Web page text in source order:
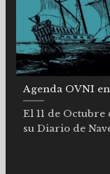
Agenda OVNI
El 11 de
su Diario de